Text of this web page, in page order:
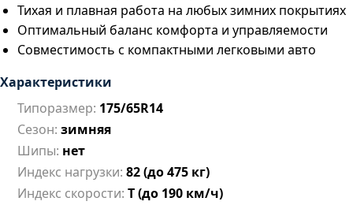
Тихая и плавная работа на любых зимних покрытиях
Оптимальный баланс комфорта и управляемости
Совместимость с компактными легковыми авто
Характеристики
Типоразмер: 175/65R14
Сезон: зимняя
Шипы: нет
Индекс нагрузки: 82 (до 475 кг)
Индекс скорости: T (до 190 км/ч)